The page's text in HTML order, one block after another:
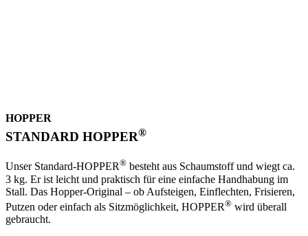
HOPPER
STANDARD HOPPER®
Unser Standard-HOPPER® besteht aus Schaumstoff und wiegt ca.
3 kg. Er ist leicht und praktisch für eine einfache Handhabung im
Stall. Das Hopper-Original – ob Aufsteigen, Einflechten, Frisieren,
Putzen oder einfach als Sitzmöglichkeit, HOPPER® wird überall
gebraucht.